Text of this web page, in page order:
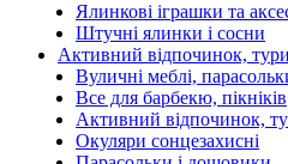
Ялинкові іграшки та
Штучні ялинки і сосни
Активний відпочинок,
Вуличні меблі,
Все для барбекю, пікніків
Активний відпочинок,
Окуляри сонцезахисні